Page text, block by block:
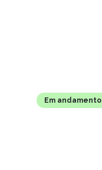
Em andamento